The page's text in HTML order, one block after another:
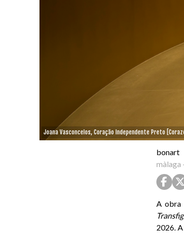
Joana Vasconcelos, Coração Independente Preto
bonart
màlaga
A obra
2026.